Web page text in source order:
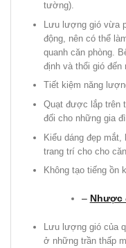
tường).
Lưu lượng gió vừa
động, nên có thể
quanh căn phòng.
định và thổi gió đến
Tiết kiệm năng
Quạt được lắp trên
đối cho những gia
Kiểu dáng đẹp mắt,
trang trí cho cho
Không tạo tiếng ồn
– Nhược
Lưu lượng gió của
ở những trần thấp